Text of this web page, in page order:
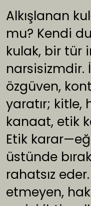
Alkışlanan
mu? Kendi
kulak, bir tür
narsisizmdir.
özgüven,
yaratır; kitle,
kanaat, etik
Etik
üstünde
rahatsız
etmeyen,